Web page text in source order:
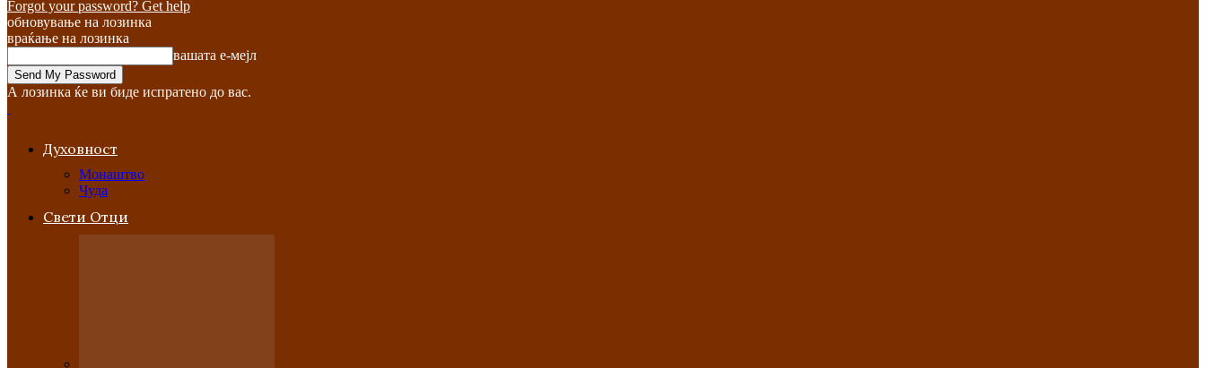
Forgot your password? Get help
обновување на лозинка
враќање на лозинка
вашата е-мејл
А лозинка ќе ви биде испратено до вас.
Духовност
Монаштво
Чуда
Свети Отци